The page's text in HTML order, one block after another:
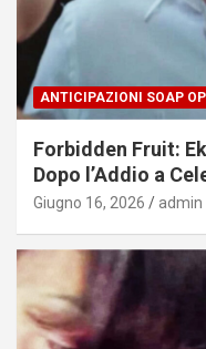
ANTICIPAZIONI SOAP
Forbidden Fruit:
Dopo l’Addio a
Giugno 16, 2026 admin